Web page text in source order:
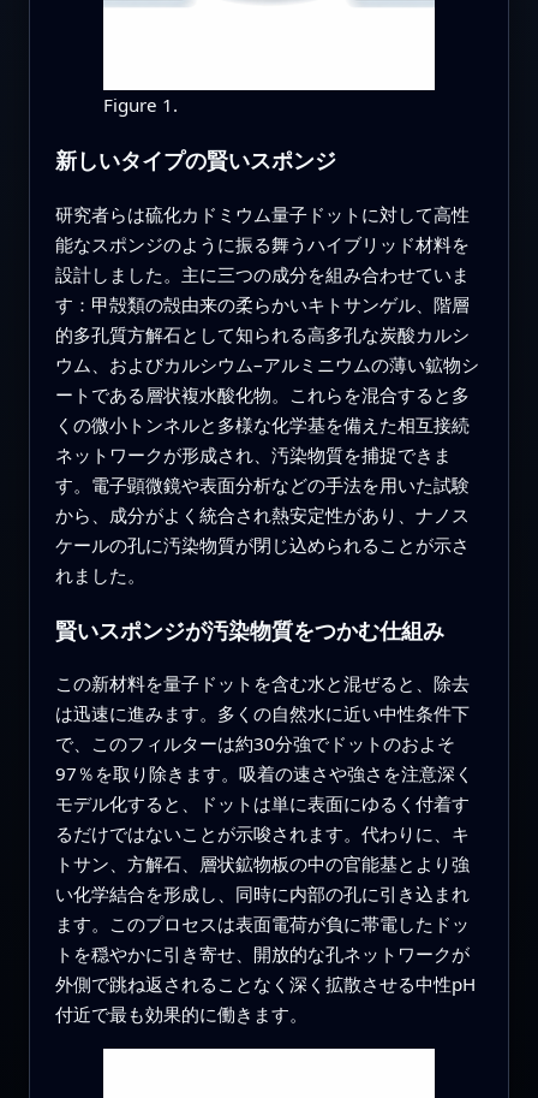
Figure 1.
新しいタイプの賢いスポンジ
研究者らは硫化カドミウム量子ドットに対して高性
能なスポンジのように振る舞うハイブリッド材料を
設計しました。主に三つの成分を組み合わせていま
す：甲殻類の殻由来の柔らかいキトサンゲル、階層
的多孔質方解石として知られる高多孔な炭酸カルシ
ウム、およびカルシウム–アルミニウムの薄い鉱物シ
ートである層状複水酸化物。これらを混合すると多
くの微小トンネルと多様な化学基を備えた相互接続
ネットワークが形成され、汚染物質を捕捉できま
す。電子顕微鏡や表面分析などの手法を用いた試験
から、成分がよく統合され熱安定性があり、ナノス
ケールの孔に汚染物質が閉じ込められることが示さ
れました。
賢いスポンジが汚染物質をつかむ仕組み
この新材料を量子ドットを含む水と混ぜると、除去
は迅速に進みます。多くの自然水に近い中性条件下
で、このフィルターは約30分強でドットのおよそ
97％を取り除きます。吸着の速さや強さを注意深く
モデル化すると、ドットは単に表面にゆるく付着す
るだけではないことが示唆されます。代わりに、キ
トサン、方解石、層状鉱物板の中の官能基とより強
い化学結合を形成し、同時に内部の孔に引き込まれ
ます。このプロセスは表面電荷が負に帯電したドッ
トを穏やかに引き寄せ、開放的な孔ネットワークが
外側で跳ね返されることなく深く拡散させる中性pH
付近で最も効果的に働きます。